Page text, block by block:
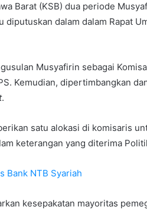
Barat (KSB) dua periode
dalam dalam Rapat
Musyafirin sebagai
Kemudian, dipertimbangkan
.
satu alokasi di komisaris
keterangan yang diterima
Bank NTB Syariah
kesepakatan mayoritas